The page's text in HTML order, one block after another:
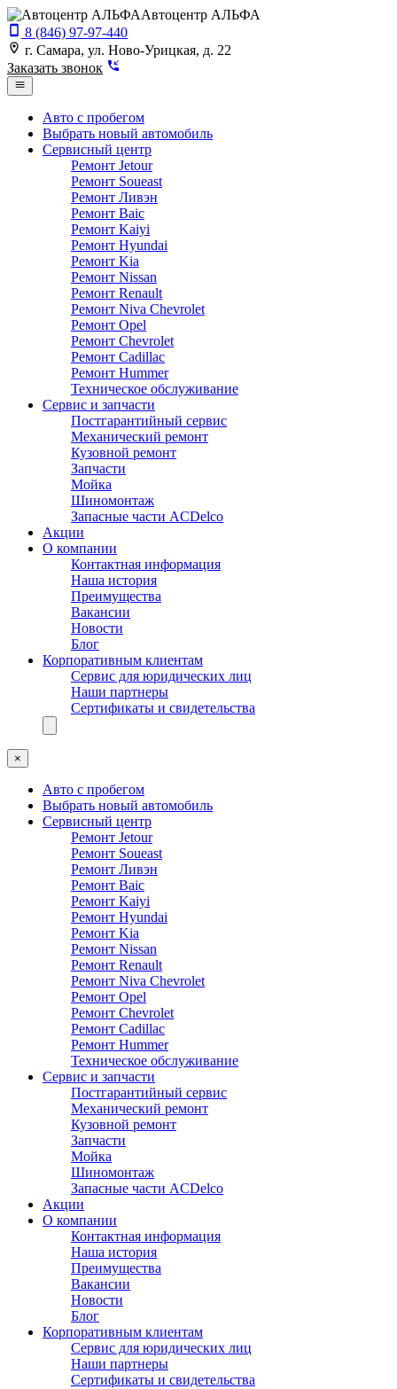
Автоцентр АЛЬФА
8 (846) 97-97-440
г. Самара, ул. Ново-Урицкая, д. 22
Заказать звонок
Авто с пробегом
Выбрать новый автомобиль
Сервисный центр
Ремонт Jetour
Ремонт Soueast
Ремонт Ливэн
Ремонт Baic
Ремонт Kaiyi
Ремонт Hyundai
Ремонт Kia
Ремонт Nissan
Ремонт Renault
Ремонт Niva Chevrolet
Ремонт Opel
Ремонт Chevrolet
Ремонт Cadillac
Ремонт Hummer
Техническое обслуживание
Сервис и запчасти
Постгарантийный сервис
Механический ремонт
Кузовной ремонт
Запчасти
Мойка
Шиномонтаж
Запасные части ACDelco
Акции
О компании
Контактная информация
Наша история
Преимущества
Вакансии
Новости
Блог
Корпоративным клиентам
Сервис для юридических лиц
Наши партнеры
Сертификаты и свидетельства
×
Авто с пробегом
Выбрать новый автомобиль
Сервисный центр
Ремонт Jetour
Ремонт Soueast
Ремонт Ливэн
Ремонт Baic
Ремонт Kaiyi
Ремонт Hyundai
Ремонт Kia
Ремонт Nissan
Ремонт Renault
Ремонт Niva Chevrolet
Ремонт Opel
Ремонт Chevrolet
Ремонт Cadillac
Ремонт Hummer
Техническое обслуживание
Сервис и запчасти
Постгарантийный сервис
Механический ремонт
Кузовной ремонт
Запчасти
Мойка
Шиномонтаж
Запасные части ACDelco
Акции
О компании
Контактная информация
Наша история
Преимущества
Вакансии
Новости
Блог
Корпоративным клиентам
Сервис для юридических лиц
Наши партнеры
Сертификаты и свидетельства